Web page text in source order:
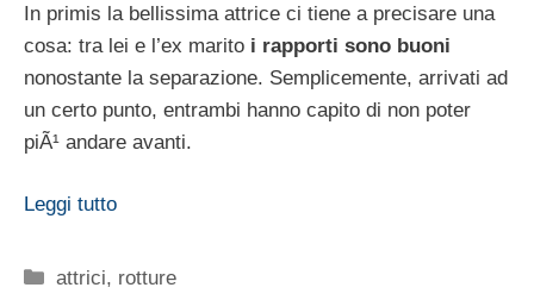
In primis la bellissima attrice ci tiene a precisare una
cosa: tra lei e l’ex marito i rapporti sono buoni
nonostante la separazione. Semplicemente, arrivati ad
un certo punto, entrambi hanno capito di non poter
piÃ¹ andare avanti.
Leggi tutto
Categorie
attrici, rotture